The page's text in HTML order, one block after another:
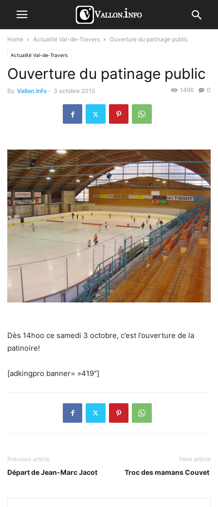
Home Actualité Val-de-Travers Ouverture du patinage public
Actualité Val-de-Travers
Ouverture du patinage public
By Vallon.Info - 3 octobre 2015 0
1466
Dès 14hoo ce samedi 3 octobre, c’est l’ouverture de la
patinoire!
[adkingpro banner= »419″]
Previous article
Départ de Jean-Marc Jacot
Next article
Troc des mamans Couvet